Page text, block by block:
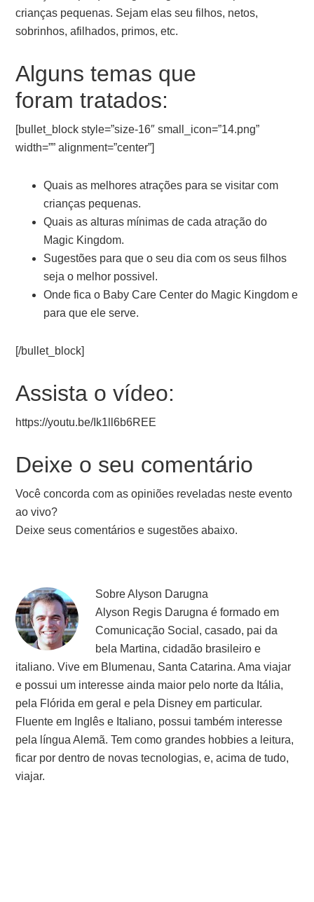
crianças pequenas. Sejam elas seu filhos, netos,
sobrinhos, afilhados, primos, etc.
Alguns temas que
foram tratados:
[bullet_block style=”size-16″ small_icon=”14.png”
width=”” alignment=”center”]
Quais as melhores atrações para se visitar com
crianças pequenas.
Quais as alturas mínimas de cada atração do
Magic Kingdom.
Sugestões para que o seu dia com os seus filhos
seja o melhor possivel.
Onde fica o Baby Care Center do Magic Kingdom e
para que ele serve.
[/bullet_block]
Assista o vídeo:
https://youtu.be/Ik1ll6b6REE
Deixe o seu comentário
Você concorda com as opiniões reveladas neste evento
ao vivo?
Deixe seus comentários e sugestões abaixo.
SobreAlyson Darugna
Alyson Regis Darugna é formado em
Comunicação Social, casado, pai da
bela Martina, cidadão brasileiro e
italiano. Vive em Blumenau, Santa Catarina. Ama viajar
e possui um interesse ainda maior pelo norte da Itália,
pela Flórida em geral e pela Disney em particular.
Fluente em Inglês e Italiano, possui também interesse
pela língua Alemã. Tem como grandes hobbies a leitura,
ficar por dentro de novas tecnologias, e, acima de tudo,
viajar.